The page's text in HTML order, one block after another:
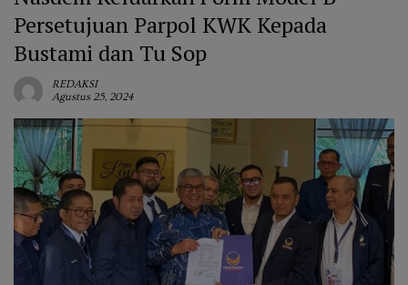
Persetujuan Parpol KWK Kepada
Bustami dan Tu Sop
REDAKSI
Agustus 25, 2024